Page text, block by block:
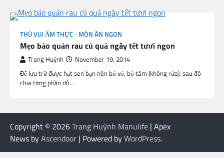
THÚ VUI ẨM THỰC - MÓN ĂN NGON
Mẹo bảo quản rau củ quả ngày tết tươi ngon
Trang Huỳnh November 19, 2014
Để lưu trữ được hạt sen bạn nên bỏ vỏ, bỏ tâm (không rửa), sau đó
chia từng phần đủ…
Copyright © 2026Trang Huỳnh Manulife | Apex
News byAscendoor | Powered byWordPress.